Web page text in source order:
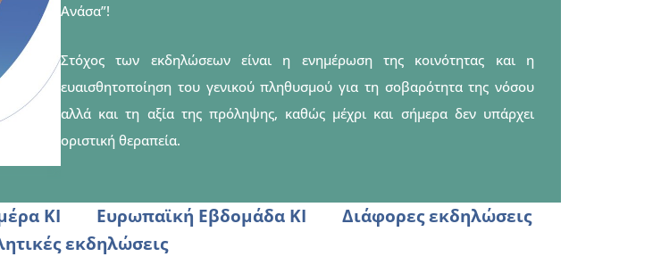
Ανάσα”!
Στόχος των εκδηλώσεων είναι η ενημέρωση της κοινότητας και η
ευαισθητοποίηση του γενικού πληθυσμού για τη σοβαρότητα της νόσου
αλλά και τη αξία της πρόληψης, καθώς μέχρι και σήμερα δεν υπάρχει
οριστική θεραπεία.
ΚΙ Ευρωπαϊκή Εβδομάδα ΚΙ
Διάφορες εκδηλώσεις
εκδηλώσεις